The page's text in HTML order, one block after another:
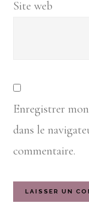
Site web
Enregistrer
dans le
commentaire.